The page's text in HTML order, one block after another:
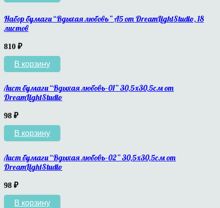
Набор бумаги “Вдыхая любовь” А5 от DreamLightStudio, 18
листов
810 ₽
В корзину
Лист бумаги “Вдыхая любовь-01” 30,5х30,5см от
DreamLightStudio
98 ₽
В корзину
Лист бумаги “Вдыхая любовь-02” 30,5х30,5см от
DreamLightStudio
98 ₽
В корзину